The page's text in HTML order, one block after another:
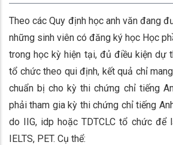
Theo các Quy định học anh văn đang
những sinh viên có đăng ký học Học
trong học kỳ hiện tại, đủ điều kiện dự
tổ chức theo qui định, kết quả chỉ
chuẩn bị cho kỳ thi chứng chỉ tiếng
phải tham gia kỳ thi chứng chỉ tiếng
do IIG, idp hoặc TDTCLC tổ chức để
IELTS, PET. Cụ thể: